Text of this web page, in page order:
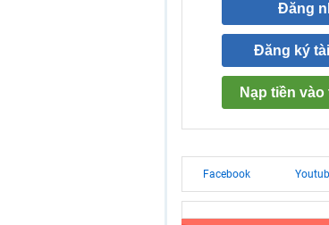
Đăng
Đăng ký
Nạp tiền
Facebook